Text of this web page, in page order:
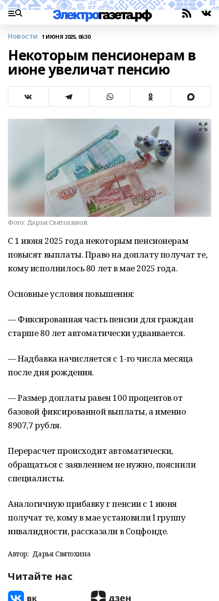
Новости 1 ИЮНЯ 2025, 06:30
Некоторым пенсионерам в
июне увеличат пенсию
Фото: Дарьи Святохиной.
С 1 июня 2025 года некоторым пенсионерам
повысят выплаты. Право на доплату получат те,
кому исполнилось 80 лет в мае 2025 года.
Основные условия повышения:
— Фиксированная часть пенсии для граждан
старше 80 лет автоматически удваивается.
— Надбавка начисляется с 1-го числа месяца
после дня рождения.
— Размер доплаты равен 100 процентов от
базовой фиксированной выплаты, а именно
8907,7 рубля.
Перерасчет происходит автоматически,
обращаться с заявлением не нужно, пояснили
специалисты.
Аналогичную прибавку r пенсии с 1 июня
получат те, кому в мае установили I группу
инвалидности, рассказали в Соцфонде.
Автор: Дарья Святохина
Читайте нас